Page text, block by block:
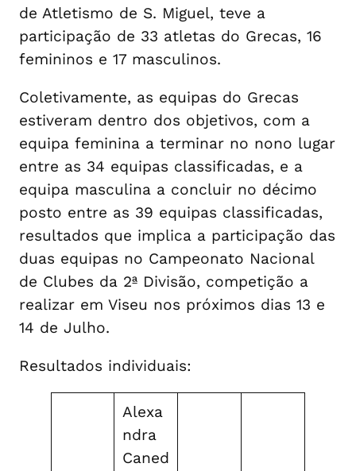
de Atletismo de S. Miguel, teve a
participação de 33 atletas do Grecas, 16
femininos e 17 masculinos.
Coletivamente, as equipas do Grecas
estiveram dentro dos objetivos, com a
equipa feminina a terminar no nono lugar
entre as 34 equipas classificadas, e a
equipa masculina a concluir no décimo
posto entre as 39 equipas classificadas,
resultados que implica a participação das
duas equipas no Campeonato Nacional
de Clubes da 2ª Divisão, competição a
realizar em Viseu nos próximos dias 13 e
14 de Julho.
Resultados individuais:
Alexa
ndra
Caned